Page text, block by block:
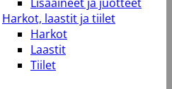
Harkot, laastit ja tiilet
Harkot
Laastit
Tiilet